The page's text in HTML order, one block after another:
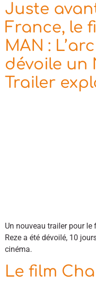
Juste
France, le
MAN :
dévoile un
Trailer
Un nouveau trailer pour le
Reze a été dévoilé, 10
cinéma.
Le film